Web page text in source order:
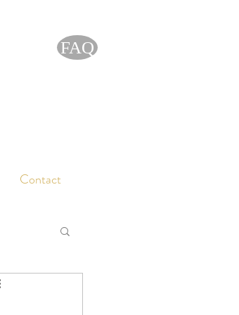
FAQ
Contact